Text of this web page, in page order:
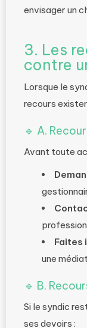
envisager un
3. Les
contre
Lorsque le
recours
🔹 A.
Avant toute
Faites
une
🔹 B.
Si le syndic
ses devoirs :